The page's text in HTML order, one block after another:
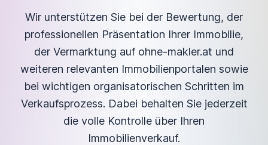
Wir unterstützen Sie bei der Bewertung, der
professionellen Präsentation Ihrer Immobilie,
der Vermarktung auf ohne-makler.at und
weiteren relevanten Immobilienportalen sowie
bei wichtigen organisatorischen Schritten im
Verkaufsprozess. Dabei behalten Sie jederzeit
die volle Kontrolle über Ihren
Immobilienverkauf.